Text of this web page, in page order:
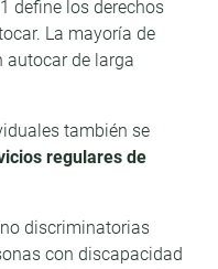
define los derechos
La mayoría de
autocar de larga
también se
regulares de
discriminatorias
con discapacidad